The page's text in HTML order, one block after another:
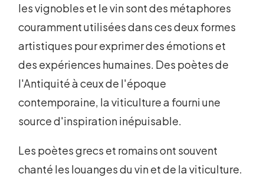
les vignobles et le vin sont des métaphores
couramment utilisées dans ces deux formes
artistiques pour exprimer des émotions et
des expériences humaines. Des poètes de
l'Antiquité à ceux de l'époque
contemporaine, la viticulture a fourni une
source d'inspiration inépuisable.
Les poètes grecs et romains ont souvent
chanté les louanges du vin et de la viticulture.